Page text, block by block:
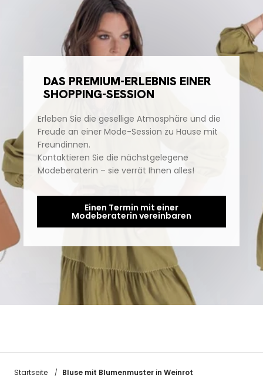
DAS PREMIUM-ERLEBNIS EINER
SHOPPING-SESSION
Erleben Sie die gesellige Atmosphäre und die
Freude an einer Mode-Session zu Hause mit
Freundinnen.
Kontaktieren Sie die nächstgelegene
Modeberaterin – sie verrät Ihnen alles!
Einen Termin mit einer
Modeberaterin vereinbaren
Startseite / Bluse mit Blumenmuster in Weinrot